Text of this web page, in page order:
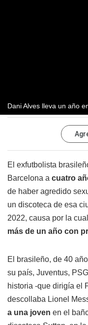
Dani Alves lleva un año
El exfutbolista
Barcelona a cuatro
de haber agredido
un discoteca de esa
2022, causa por la
más de un año con
El brasileño, de 40
su país, Juventus,
historia -que dirigía el
descollaba Lionel
a una joven en el